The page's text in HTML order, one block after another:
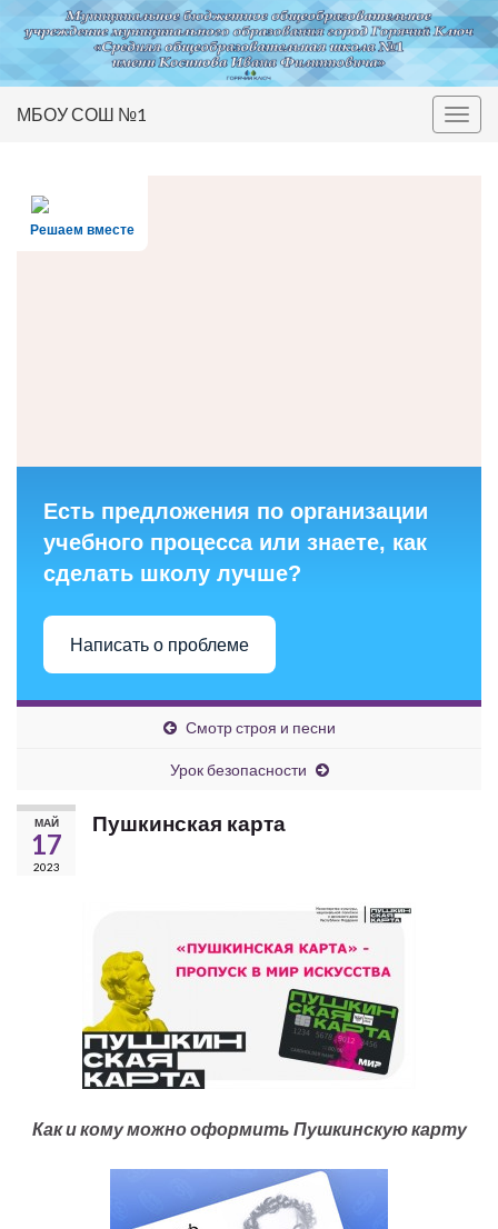
Вкл/
МБОУ СОШ №1
Решаем вместе
Есть предложения по организации
учебного процесса или знаете, как
сделать школу лучше?
Написать о проблеме
Смотр строя и песни
Урок безопасности
МАЙ
17
2023
Пушкинская карта
Как и кому можно оформить Пушкинскую карту